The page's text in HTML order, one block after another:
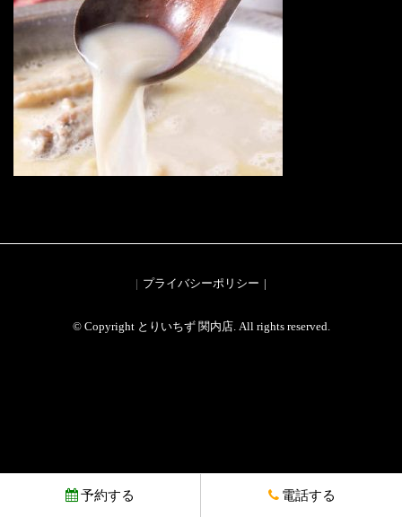
プライバシーポリシー
© Copyright とりいちず 関内店. All rights reserved.
予約する 電話する